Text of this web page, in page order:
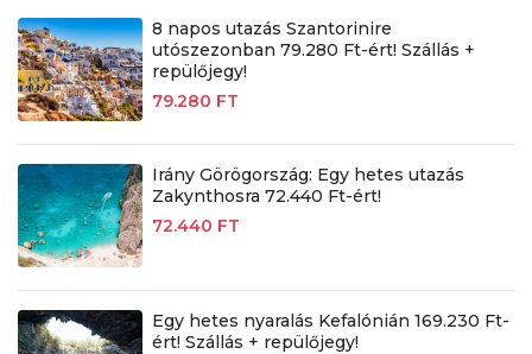
8 napos utazás Szantorinire
utószezonban 79.280 Ft-ért! Szállás +
repülőjegy!
79.280 FT
Irány Görögország: Egy hetes utazás
Zakynthosra 72.440 Ft-ért!
72.440 FT
Egy hetes nyaralás Kefalónián 169.230 Ft-
ért! Szállás + repülőjegy!